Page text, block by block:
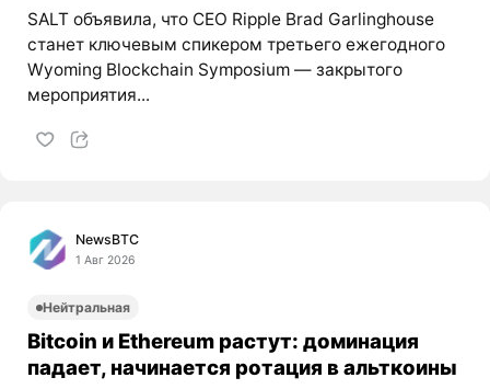
SALT объявила, что CEO Ripple Brad Garlinghouse
станет ключевым спикером третьего ежегодного
Wyoming Blockchain Symposium — закрытого
мероприятия...
NewsBTC
1 Авг 2026
Нейтральная
Bitcoin и Ethereum растут: доминация
падает, начинается ротация в альткоины